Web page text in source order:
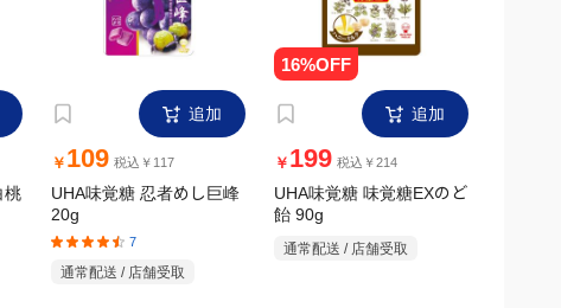
桃
追加
￥ 109 税込￥117
UHA味覚糖 忍者めし巨峰
20g
7
通常配送 / 店舗受取
追加
￥ 199 税込￥214
UHA味覚糖 味覚糖EXのど
飴 90g
通常配送 / 店舗受取